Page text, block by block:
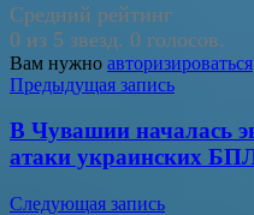
Средний рейтинг
0 из 5 звезд. 0 голосов.
Вам нужно авторизироваться
Навигация
по
записям
Предыдущая запись
В Чувашии началась
атаки украинских
Следующая запись